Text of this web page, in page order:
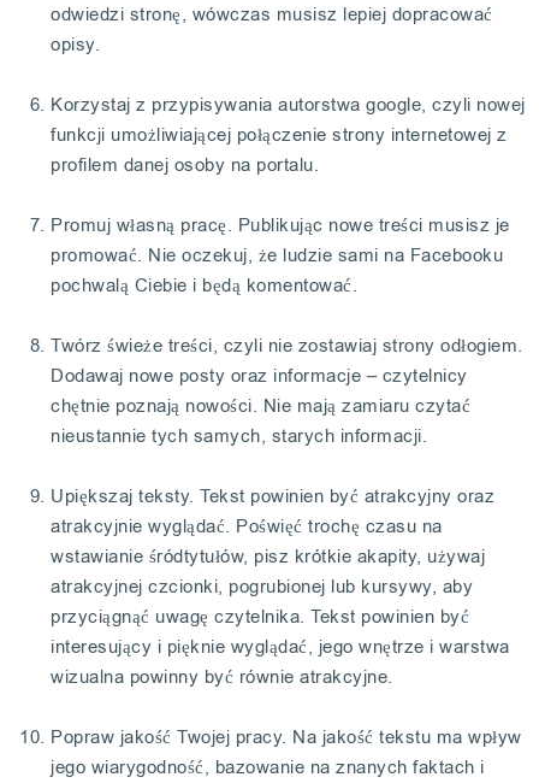
odwiedzi stronę, wówczas musisz lepiej dopracować
opisy.
Korzystaj z przypisywania autorstwa google, czyli nowej
funkcji umożliwiającej połączenie strony internetowej z
profilem danej osoby na portalu.
Promuj własną pracę. Publikując nowe treści musisz je
promować. Nie oczekuj, że ludzie sami na Facebooku
pochwalą Ciebie i będą komentować.
Twórz świeże treści, czyli nie zostawiaj strony odłogiem.
Dodawaj nowe posty oraz informacje – czytelnicy
chętnie poznają nowości. Nie mają zamiaru czytać
nieustannie tych samych, starych informacji.
Upiększaj teksty. Tekst powinien być atrakcyjny oraz
atrakcyjnie wyglądać. Poświęć trochę czasu na
wstawianie śródtytułów, pisz krótkie akapity, używaj
atrakcyjnej czcionki, pogrubionej lub kursywy, aby
przyciągnąć uwagę czytelnika. Tekst powinien być
interesujący i pięknie wyglądać, jego wnętrze i warstwa
wizualna powinny być równie atrakcyjne.
Popraw jakość Twojej pracy. Na jakość tekstu ma wpływ
jego wiarygodność, bazowanie na znanych faktach i